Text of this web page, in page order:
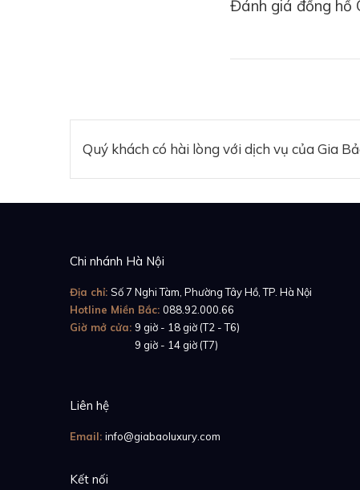
Đánh giá đồng hồ
Quý khách có hài lòng với dịch vụ của Gia
Chi nhánh Hà Nội
Địa chỉ: Số 7 Nghi Tàm, Phường Tây Hồ, TP. Hà Nội
Hotline Miền Bắc: 088.92.000.66
Giờ mở cửa: 9 giờ - 18 giờ (T2 - T6)
9 giờ - 14 giờ (T7)
Liên hệ
Email: info@giabaoluxury.com
Kết nối